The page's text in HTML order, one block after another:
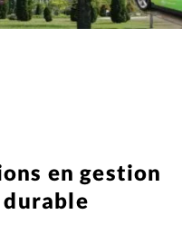
en gestion